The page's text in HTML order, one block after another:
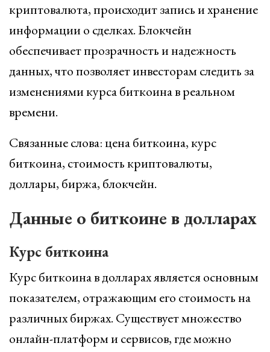
криптовалюта, происходит запись и хранение
информации о сделках. Блокчейн
обеспечивает прозрачность и надежность
данных, что позволяет инвесторам следить за
изменениями курса биткоина в реальном
времени.
Связанные слова: цена биткоина, курс
биткоина, стоимость криптовалюты,
доллары, биржа, блокчейн.
Данные о биткоине в долларах
Курс биткоина
Курс биткоина в долларах является основным
показателем, отражающим его стоимость на
различных биржах. Существует множество
онлайн-платформ и сервисов, где можно